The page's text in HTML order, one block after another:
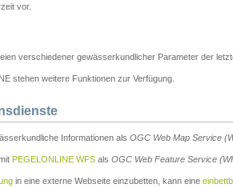
vor.
verschiedener gewässerkundlicher Parameter der
stehen weitere Funktionen zur Verfügung.
Informationen als OGC Web Map Service
PEGELONLINE WFS als OGC Web Feature Service
in eine externe Webseite einzubetten, kann eine